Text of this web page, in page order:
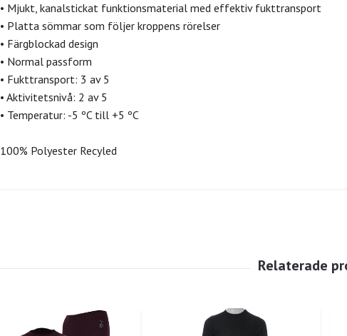
• Mjukt, kanalstickat funktionsmaterial med effektiv fukttransport
• Platta sömmar som följer kroppens rörelser
• Färgblockad design
• Normal passform
• Fukttransport: 3 av 5
• Aktivitetsnivå: 2 av 5
• Temperatur: -5 ºC till +5 ºC
100% Polyester Recyled